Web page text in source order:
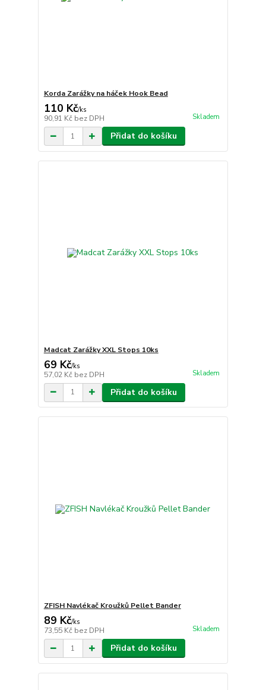
Korda Zarážky na háček Hook Bead
110 Kč/ks
90,91 Kč bez DPH Skladem
Přidat do košíku
Madcat Zarážky XXL Stops 10ks
69 Kč/ks
57,02 Kč bez DPH Skladem
Přidat do košíku
ZFISH Navlékač Kroužků Pellet Bander
89 Kč/ks
73,55 Kč bez DPH Skladem
Přidat do košíku